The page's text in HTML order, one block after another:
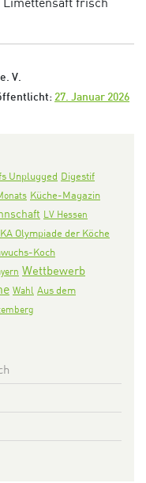
V.
27. Januar 2026
Unplugged Digestif
Küche-Magazin
LV Hessen
Olympiade der Köche
Koch
Wettbewerb
Wahl Aus dem